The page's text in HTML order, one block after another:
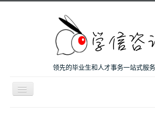
领先的毕业生和人才事务一站式服
导
航